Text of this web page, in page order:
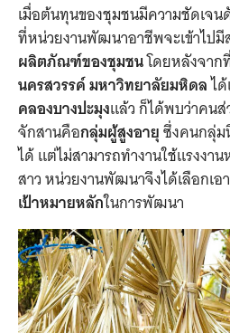
เมื่อต้นทุนของชุมชนมีความชัดเจน
ที่หน่วยงานพัฒนาอาชีพจะเข้าไปมี
ผลิตภัณฑ์ของชุมชนโดยหลังจาก
นครสวรรค์ มหาวิทยาลัยมหิดลไ
คลองบางปะมุงแล้ว ก็ได้พบว่าคน
จักสานคือกลุ่มผู้สูงอายุซึ่งคนกลุ่ม
ได้ แต่ไม่สามารถทำงานใช้แรงง
สาว หน่วยงานพัฒนาจึงได้เลือกเ
เป้าหมายหลักในการพัฒนา